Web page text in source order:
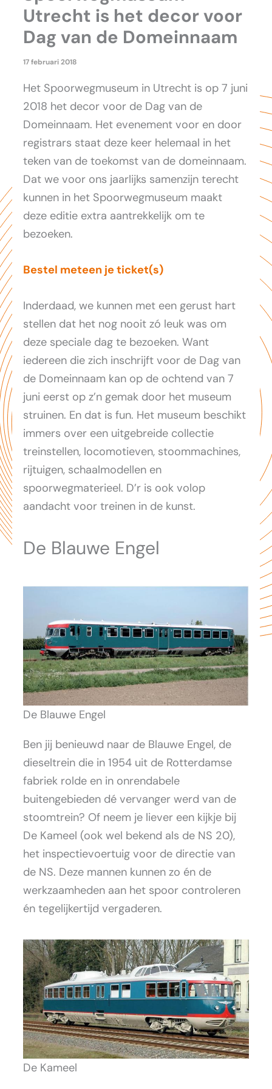
Utrecht is het decor voor
Dag van de Domeinnaam
17 februari 2018
Het Spoorwegmuseum in Utrecht is op 7 juni
2018 het decor voor de Dag van de
Domeinnaam. Het evenement voor en door
registrars staat deze keer helemaal in het
teken van de toekomst van de domeinnaam.
Dat we voor ons jaarlijks samenzijn terecht
kunnen in het Spoorwegmuseum maakt
deze editie extra aantrekkelijk om te
bezoeken.
Bestel meteen je ticket(s)
Inderdaad, we kunnen met een gerust hart
stellen dat het nog nooit zó leuk was om
deze speciale dag te bezoeken. Want
iedereen die zich inschrijft voor de Dag van
de Domeinnaam kan op de ochtend van 7
juni eerst op z’n gemak door het museum
struinen. En dat is fun. Het museum beschikt
immers over een uitgebreide collectie
treinstellen, locomotieven, stoommachines,
rijtuigen, schaalmodellen en
spoorwegmaterieel. D’r is ook volop
aandacht voor treinen in de kunst.
De Blauwe Engel
De Blauwe Engel
Ben jij benieuwd naar de Blauwe Engel, de
dieseltrein die in 1954 uit de Rotterdamse
fabriek rolde en in onrendabele
buitengebieden dé vervanger werd van de
stoomtrein? Of neem je liever een kijkje bij
De Kameel (ook wel bekend als de NS 20),
het inspectievoertuig voor de directie van
de NS. Deze mannen kunnen zo én de
werkzaamheden aan het spoor controleren
én tegelijkertijd vergaderen.
De Kameel